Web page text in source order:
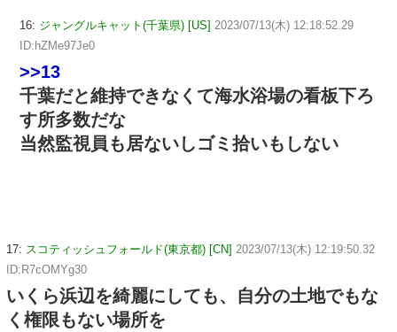
16: ジャングルキャット(千葉県) [US] 2023/07/13(木) 12:18:52.29
ID:hZMe97Je0
>>13
千葉だと維持できなくて海水浴場の看板下ろ
す所多数だな
当然監視員も居ないしゴミ拾いもしない
17: スコティッシュフォールド(東京都) [CN] 2023/07/13(木) 12:19:50.32
ID:R7cOMYg30
いくら浜辺を綺麗にしても、自分の土地でもな
く権限もない場所を